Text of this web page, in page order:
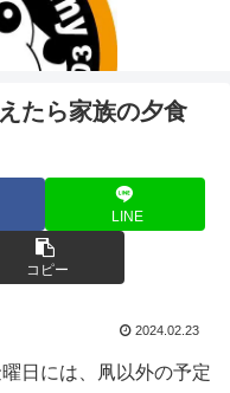
たら家族の夕食
LINE
コピー
2024.02.23
日には、凧以外の予定